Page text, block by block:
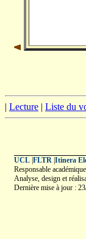
| Lecture | Liste du
UCL| FLTR| Itinera
Responsable
Analyse, design et
Dernière mise à jour :